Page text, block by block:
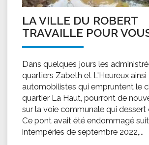
LA VILLE DU ROBERT
TRAVAILLE POUR
Dans quelques jours les
quartiers Zabeth et L'Heureux ainsi
automobilistes qui empruntent le
quartier La Haut, pourront de
sur la voie communale qui dessert
Ce pont avait été endommagé
intempéries de septembre 2022,...